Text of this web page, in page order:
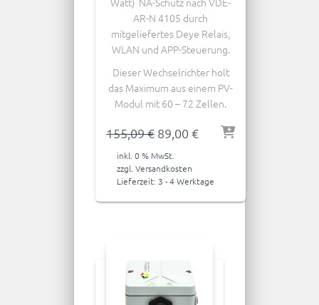
AR-N 4105 durch
mitgeliefertes Deye Relais
WLAN und APP-Steuerung.
Dieser Wechselrichter holt
das Maximum aus einem PV-
Modul mit 60 – 72 Zellen.
155,09€ Ursprünglicher
war:
155,09 €
89,00 €Aktueller
89,00 €.
inkl. 0 % MwSt.
zzgl. Versandkosten
Lieferzeit: 3 - 4 Werktage